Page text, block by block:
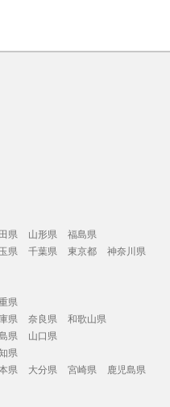
県 山形県
福島県
県 千葉県 東京都
神奈川県
県
県 奈良県
和歌山県
県
山口県
県
県 大分県 宮崎県
鹿児島県